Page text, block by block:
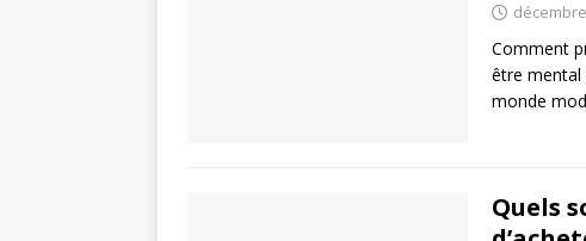
Comment
être mental
monde
Quels